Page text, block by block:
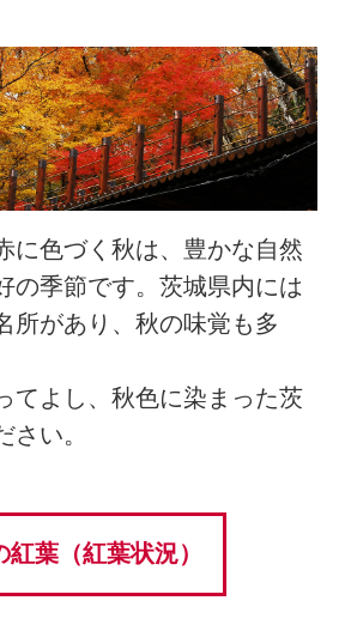
に色づく秋は、豊かな自然
の季節です。茨城県内には
所があり、秋の味覚も多
てよし、秋色に染まった茨
さい。
紅葉（紅葉状況）